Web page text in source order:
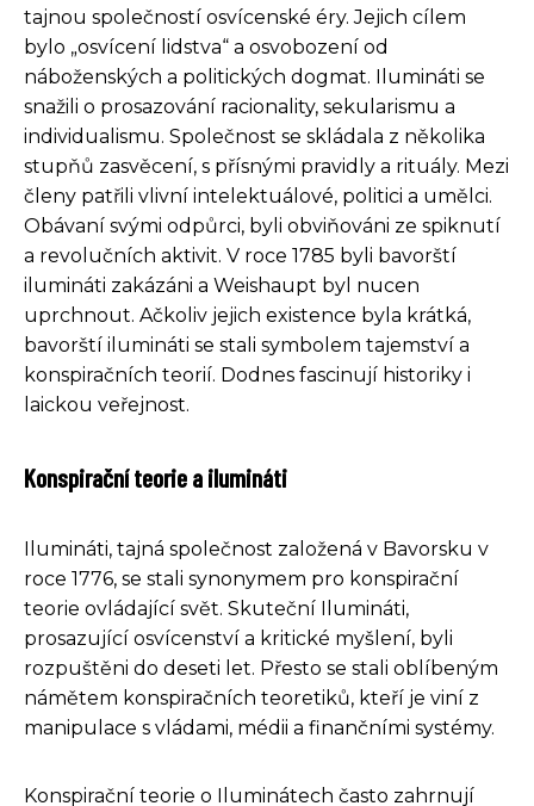
tajnou společností osvícenské éry. Jejich cílem
bylo „osvícení lidstva“ a osvobození od
náboženských a politických dogmat. Ilumináti se
snažili o prosazování racionality, sekularismu a
individualismu. Společnost se skládala z několika
stupňů zasvěcení, s přísnými pravidly a rituály. Mezi
členy patřili vlivní intelektuálové, politici a umělci.
Obávaní svými odpůrci, byli obviňováni ze spiknutí
a revolučních aktivit. V roce 1785 byli bavorští
ilumináti zakázáni a Weishaupt byl nucen
uprchnout. Ačkoliv jejich existence byla krátká,
bavorští ilumináti se stali symbolem tajemství a
konspiračních teorií. Dodnes fascinují historiky i
laickou veřejnost.
Konspirační teorie a ilumináti
Ilumináti, tajná společnost založená v Bavorsku v
roce 1776, se stali synonymem pro konspirační
teorie ovládající svět. Skuteční Ilumináti,
prosazující osvícenství a kritické myšlení, byli
rozpuštěni do deseti let. Přesto se stali oblíbeným
námětem konspiračních teoretiků, kteří je viní z
manipulace s vládami, médii a finančními systémy.
Konspirační teorie o Iluminátech často zahrnují